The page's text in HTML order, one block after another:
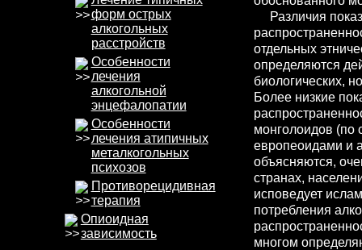
форм острых
алкогольных
расстройств
Особенности
лечения
алкогольной
энцефалопатии
Особенности
лечения атипичных
металкогольных
психозов
Противорецидивная
терапия
Опиоидная
зависимость
Различия
отдельных
определяются
биологических,
Более низкие
монголоидов (по
европеоидами и
объясняются,
странах,
исповедует
потребления
многом